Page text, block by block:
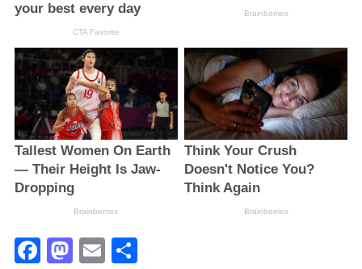
Facebook
Mastodon
EmailПоділитися